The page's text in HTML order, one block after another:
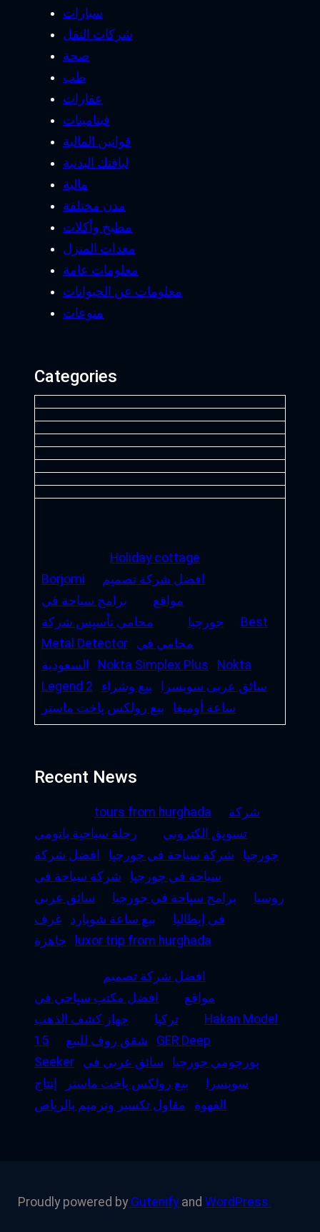
سيارات
شركات النقل
صحة
طب
عقارات
فيتامينات
قوانين المالية
لياقتك البدنية
مالية
مدن مختلفة
مطبخ وأكلات
معدات المنزل
معلومات عامة
معلومات عن الحيوانات
منوعات
Categories
Holiday cottage
Borjomi
افضل شركة تصميم
مواقع
برامج سياحة في
جورجيا
محامي تأسيس شركة
Best
Metal Detector
محامي في
السعودية
Nokta Simplex Plus
Nokta
Legend 2
سائق عربى سويسرا
بيع وشراء
ساعة أوميغا
بيع رولكس ياخت ماستر
Recent News
tours from hurghada
شركة
تسويق الكتروني
رحلة سياحية باتومي
جورجيا
شركة سياحة في جورجيا
افضل شركة
سياحة في جورجيا
شركة سياحة في
روسيا
برامج سياحة في جورجيا
سائق عربي
في إيطاليا
بيع ساعة شوبارد
غرف
جاهزة
luxor trip from hurghada
افضل شركة تصميم
مواقع
افضل مكتب سياحي في
تركيا
جهاز كشف الذهب
Hakan Model
15
شقق روف للبيع
GER Deep
Seeker
بورجومي جورجيا
سائق عربي في
سويسرا
بيع رولكس ياخت ماستر
إنتاج
القهوة
مقاول تكسير وترميم بالرياض
Proudly powered byGutenify and WordPress.